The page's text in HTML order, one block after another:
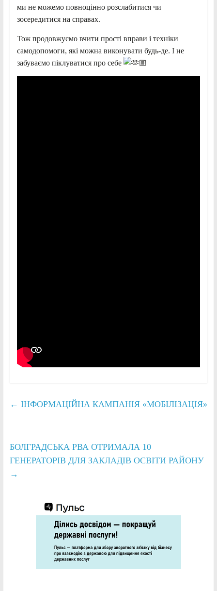
ми не можемо повноцінно розслабитися чи
зосередитися на справах.
Тож продовжуємо вчити прості вправи і техніки
самодопомоги, які можна виконувати будь-де. І не
забуваємо піклуватися про себе
← ІНФОРМАЦІЙНА КАМПАНІЯ «МОБІЛІЗАЦІЯ»
БОЛГРАДСЬКА РВА ОТРИМАЛА 10
ГЕНЕРАТОРІВ ДЛЯ ЗАКЛАДІВ ОСВІТИ РАЙОНУ
→